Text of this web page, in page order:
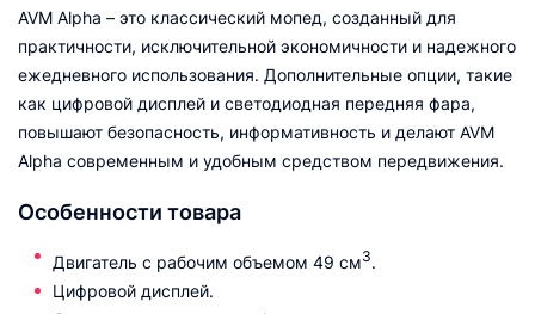
AVM Alpha – это классический мопед, созданный для
практичности, исключительной экономичности и надежного
ежедневного использования. Дополнительные опции, такие
как цифровой дисплей и светодиодная передняя фара,
повышают безопасность, информативность и делают AVM
Alpha современным и удобным средством передвижения.
Особенности товара
Двигатель с рабочим объемом 49 см3.
Цифровой дисплей.